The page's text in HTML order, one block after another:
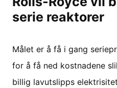
serie reaktorer
Målet er å få i gang
for å få ned kostnadene
billig lavutslipps